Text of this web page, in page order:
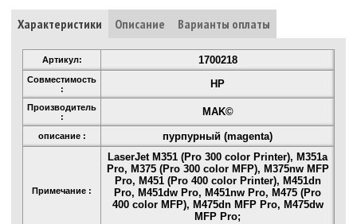
Характеристики Описание Варианты оплаты
Артикул: 1700218
Совместимость
:
HP
Производитель
:
MAK©
описание : пурпурный (magenta)
Примечание :
LaserJet M351 (Pro 300 color Printer), M351a
Pro, M375 (Pro 300 color MFP), M375nw MFP
Pro, M451 (Pro 400 color Printer), M451dn
Pro, M451dw Pro, M451nw Pro, M475 (Pro
400 color MFP), M475dn MFP Pro, M475dw
MFP Pro;